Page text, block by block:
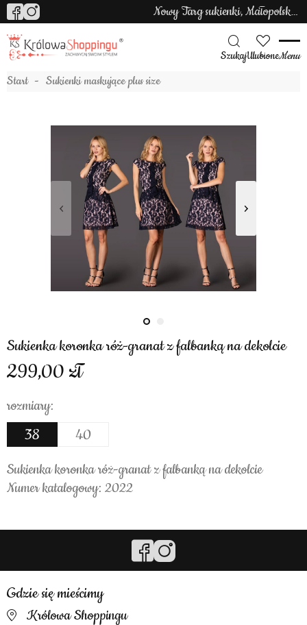
Nowy Targ sukienki, Małopolska sukienki
SzukajUlubioneMenu
Start Sukienki maskujące plus size
Sukienka koronka róż-granat z falbanką na dekolcie
299,00
rozmiary:
38 40
Sukienka koronka róż-granat z falbanką na dekolcie
Numer katalogowy: 2022
Gdzie się mieścimy
Królowa Shoppingu